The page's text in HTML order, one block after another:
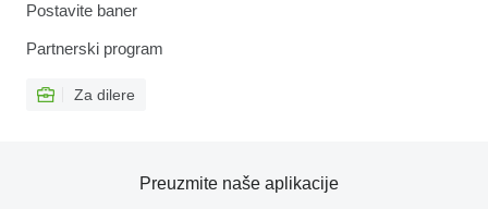
Postavite baner
Partnerski program
Za dilere
Preuzmite naše aplikacije